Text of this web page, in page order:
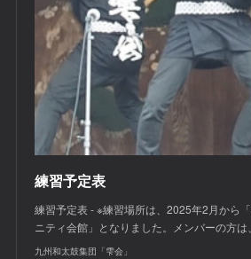
練習予定表
練習予定表 - ※練習場所は、2025年2月から
ニティ会館」となりました。メンバーの方
九州和太鼓集団「雫会」